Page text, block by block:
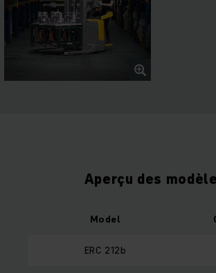
Aperçu des
Model
ERC 212b